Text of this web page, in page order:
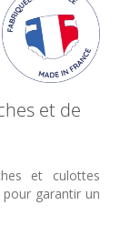
et de
et culottes
garantir un